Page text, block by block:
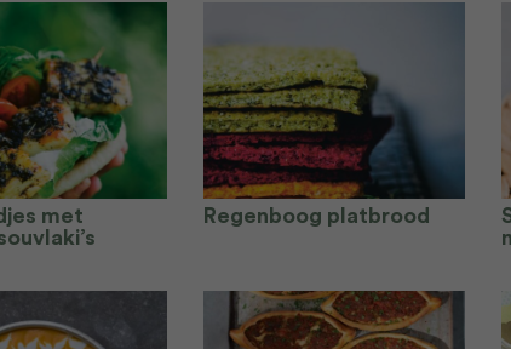
met
Regenboog platbrood